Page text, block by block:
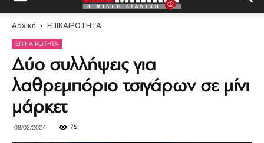
Αρχική ΕΠΙΚΑΙΡΟΤΗΤΑ
ΕΠΙΚΑΙΡΟΤΗΤΑ
Δύο συλλήψεις για
λαθρεμπόριο τσιγάρων σε μίνι
μάρκετ
08/02/2024 75